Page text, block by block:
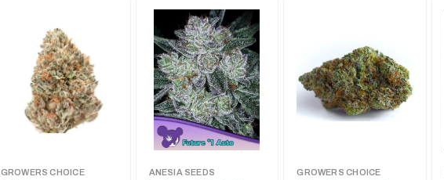
GROWERS CHOICE ANESIA SEEDS GROWERS CHOICE